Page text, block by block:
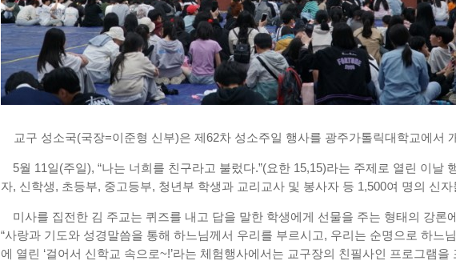
교구 성소국(국장=이준형 신부)은 제 62차 성소주일 행사를 광주가톨릭대학교에서
5월 11 일(주일), “나는 너희를 친구라고 불렀다.”(요한 15,15)라는 주제로 열린 이날
자, 신학생, 초등부, 중고등부, 청년부 학생과 교리교사 및 봉사자 등 1,500여 명의 신
미사를 집전한 김 주교는 퀴즈를 내고 답을 말한 학생에게 선물을 주는 형태의 강론
“사랑과 기도와 성경말씀을 통해 하느님께서 우리를 부르시고, 우리는 순명으로 하느
에 열린 ‘걸어서 신학교 속으로~!’라는 체험행사에서는 교구장의 친필사인 프로그램을